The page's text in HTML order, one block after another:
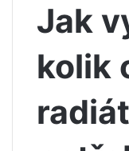
Jak
kolik